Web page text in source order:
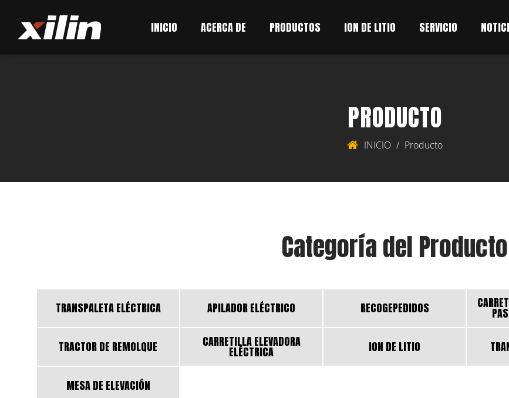
INICIO ACERCA DE PRODUCTOS ION DE LITIO SERVICIO
PRODUCTO
INICIO / Producto
Categoría del Producto
TRANSPALETA ELÉCTRICA APILADOR ELÉCTRICO RECOGEPEDIDOS
TRACTOR DE REMOLQUE CARRETILLA ELEVADORA
ELÉCTRICA ION DE LITIO
MESA DE ELEVACIÓN